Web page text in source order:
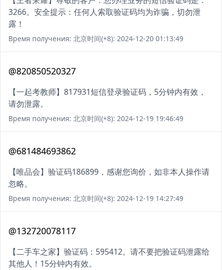
3266。安全提示：任何人索取验证码均为诈骗，切勿泄
露！
Время получения: 北京时间(+8): 2024-12-20 01:13:49
@820850520327
【一起考教师】817931短信登录验证码，5分钟内有效，
请勿泄露。
Время получения: 北京时间(+8): 2024-12-19 19:46:49
@681484693862
【唯品会】验证码186899，感谢您询价，如非本人操作请
忽略。
Время получения: 北京时间(+8): 2024-12-19 14:27:49
@132720078117
【二手车之家】验证码：595412。请不要把验证码泄露给
其他人！15分钟内有效。